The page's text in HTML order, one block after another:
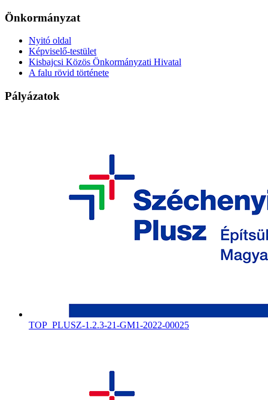
Önkormányzat
Nyitó oldal
Képviselő-testület
Kisbajcsi Közös Önkormányzati Hivatal
A falu rövid története
Pályázatok
TOP_PLUSZ-1.2.3-21-GM1-2022-00025